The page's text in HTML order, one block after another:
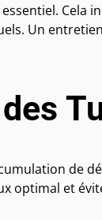
Cela
Un
de
optimal et